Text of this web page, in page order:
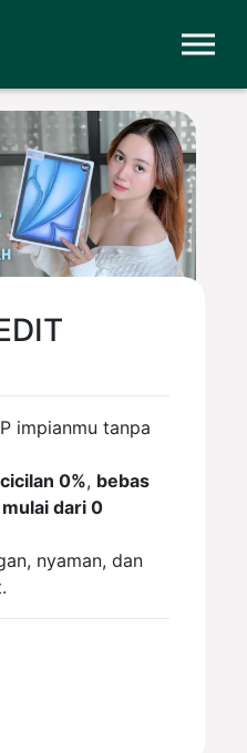
impianmu tanpa
cicilan 0%, bebas
mulai dari 0
nyaman, dan